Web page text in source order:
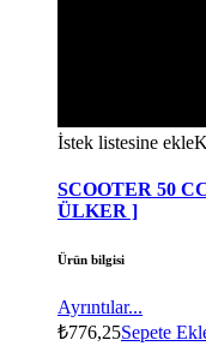
İstek listesine ekle
SCOOTER 50
ÜLKER ]
Ürün bilgisi
Ayrıntılar...
₺776,25Sepete